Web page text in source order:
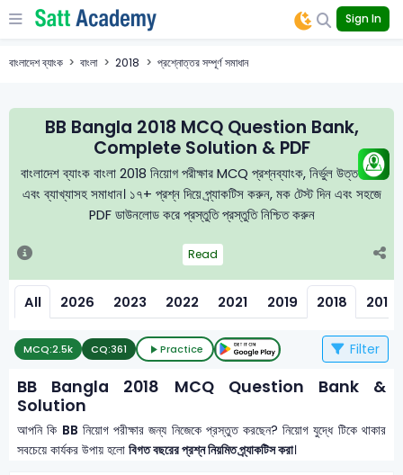
Sign In
বাংলাদেশ ব্যাংক বাংলা 2018 প্রশ্নোত্তর সম্পূর্ণ সমাধান
BB Bangla 2018 MCQ Question Bank,
Complete Solution & PDF
বাংলাদেশ ব্যাংক বাংলা 2018 নিয়োগ পরীক্ষার MCQ প্রশ্নব্যাংক, নির্ভুল উত্তরমালা
এবং ব্যাখ্যাসহ সমাধান। ১৭+ প্রশ্ন দিয়ে প্র্যাকটিস করুন, মক টেস্ট দিন এবং সহজে
PDF ডাউনলোড করে প্রস্তুতি প্রস্তুতি নিশ্চিত করুন
Read
All 2026 2023 2022 2021 2019 2018 2016
MCQ:2.5k CQ:361 Practice Filter
BB Bangla 2018 MCQ Question Bank &
Solution
আপনি কি BB নিয়োগ পরীক্ষার জন্য নিজেকে প্রস্তুত করছেন? নিয়োগ যুদ্ধে টিকে থাকার
সবচেয়ে কার্যকর উপায় হলোবিগত বছরের প্রশ্ন নিয়মিত প্র্যাকটিস করা।